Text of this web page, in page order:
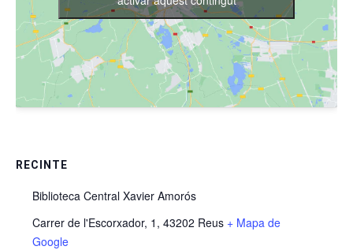
RECINTE
Biblioteca Central Xavier Amorós
Carrer de l'Escorxador, 1, 43202 Reus + Mapa de
Google